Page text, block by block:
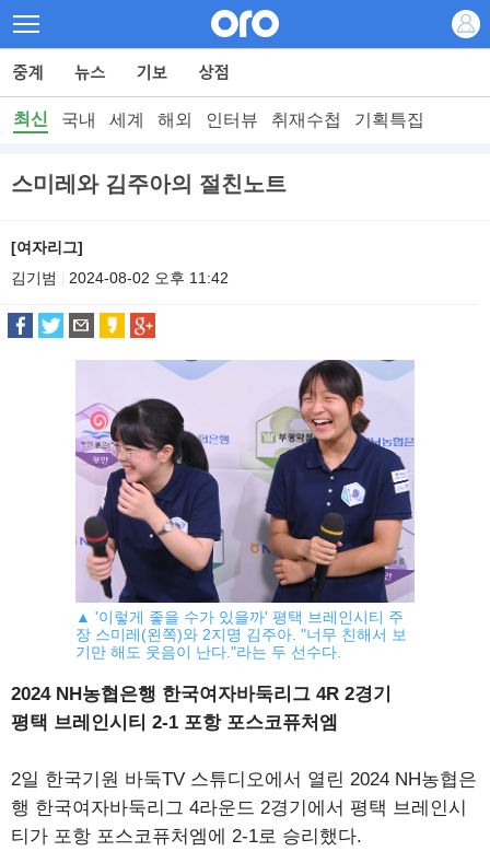
최신 국내 세계 해외 인터뷰 취재수첩 기획특집
스미레와 김주아의 절친노트
[여자리그]
김기범
2024-08-02 오후 11:42
▲ '이렇게 좋을 수가 있을까' 평택 브레인시티 주
장 스미레(왼쪽)와 2지명 김주아. "너무 친해서 보
기만 해도 웃음이 난다."라는 두 선수다.
2024 NH농협은행 한국여자바둑리그 4R 2경기
평택 브레인시티 2-1 포항 포스코퓨처엠
2일 한국기원 바둑TV 스튜디오에서 열린 2024 NH농협은
행 한국여자바둑리그 4라운드 2경기에서 평택 브레인시
티가 포항 포스코퓨처엠에 2-1로 승리했다.